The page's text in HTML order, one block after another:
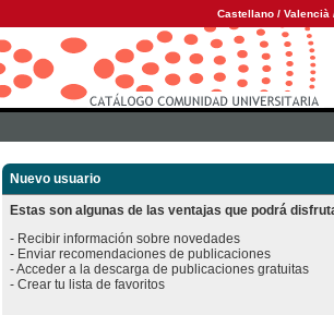
Castellano / Valencià
Nuevo usuario
Estas son algunas de las ventajas que podrá
- Recibir información sobre novedades
- Enviar recomendaciones de publicaciones
- Acceder a la descarga de publicaciones gratuitas